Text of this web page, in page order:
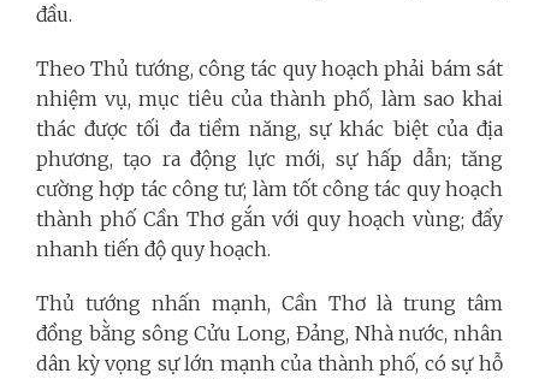
đầu.
Theo Thủ tướng, công tác quy hoạch phải bám sát
nhiệm vụ, mục tiêu của thành phố, làm sao khai
thác được tối đa tiềm năng, sự khác biệt của địa
phương, tạo ra động lực mới, sự hấp dẫn; tăng
cường hợp tác công tư; làm tốt công tác quy hoạch
thành phố Cần Thơ gắn với quy hoạch vùng; đẩy
nhanh tiến độ quy hoạch.
Thủ tướng nhấn mạnh, Cần Thơ là trung tâm
đồng bằng sông Cửu Long, Đảng, Nhà nước, nhân
dân kỳ vọng sự lớn mạnh của thành phố, có sự hỗ